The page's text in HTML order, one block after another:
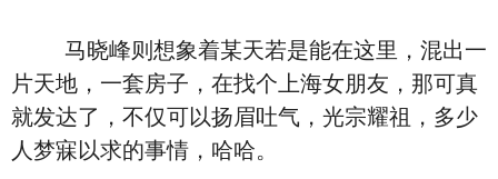
马晓峰则想象着某天若是能在这里，混出一
片天地，一套房子，在找个上海女朋友，那可真
就发达了，不仅可以扬眉吐气，光宗耀祖，多少
人梦寐以求的事情，哈哈。